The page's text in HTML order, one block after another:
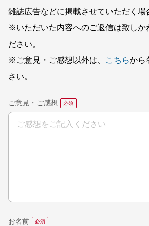
雑誌広告などに掲載させていただく場
※いただいた内容へのご返信は致しか
ださい。
※ご意見・ご感想以外は、
こちらから
さい。
ご意見・ご感想
お名前